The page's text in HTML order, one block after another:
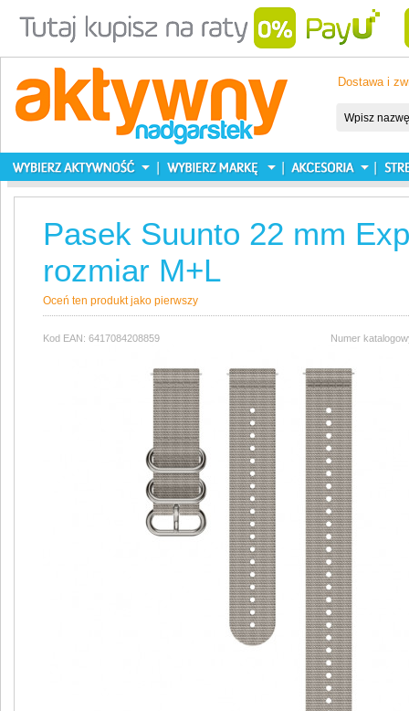
Dostawa i
Pasek Suunto 22 mm
rozmiar M+L
Oceń ten produkt jako pierwszy
Kod EAN: 6417084208859 Numer